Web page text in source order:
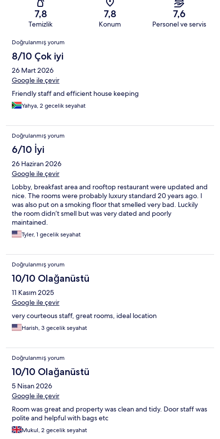
7,8
Temizlik
7,8
Konum
7,6
Personel ve servis
Yorumlar
Doğrulanmış yorum
8/10 Çok iyi
26 Mart 2026
Google ile çevir
Friendly staff and efficient house keeping
Yahya, 2 gecelik seyahat
Doğrulanmış yorum
6/10 İyi
26 Haziran 2026
Google ile çevir
Lobby, breakfast area and rooftop restaurant were updated and
nice. The rooms were probably luxury standard 20 years ago. I
was also put on a smoking floor that smelled very bad. Luckily
the room didn’t smell but was very dated and poorly
maintained.
Tyler, 1 gecelik seyahat
Doğrulanmış yorum
10/10 Olağanüstü
11 Kasım 2025
Google ile çevir
very courteous staff, great rooms, ideal location
Harish, 3 gecelik seyahat
Doğrulanmış yorum
10/10 Olağanüstü
5 Nisan 2026
Google ile çevir
Room was great and property was clean and tidy. Door staff was
polite and helpful with bags etc
Mukul, 2 gecelik seyahat